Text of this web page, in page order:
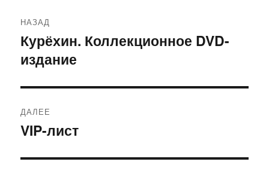
по
записям
НАЗАД
Предыдущая
запись:
Курёхин. Коллекционное DVD-
издание
ДАЛЕЕ
Следующая
VIP-лист